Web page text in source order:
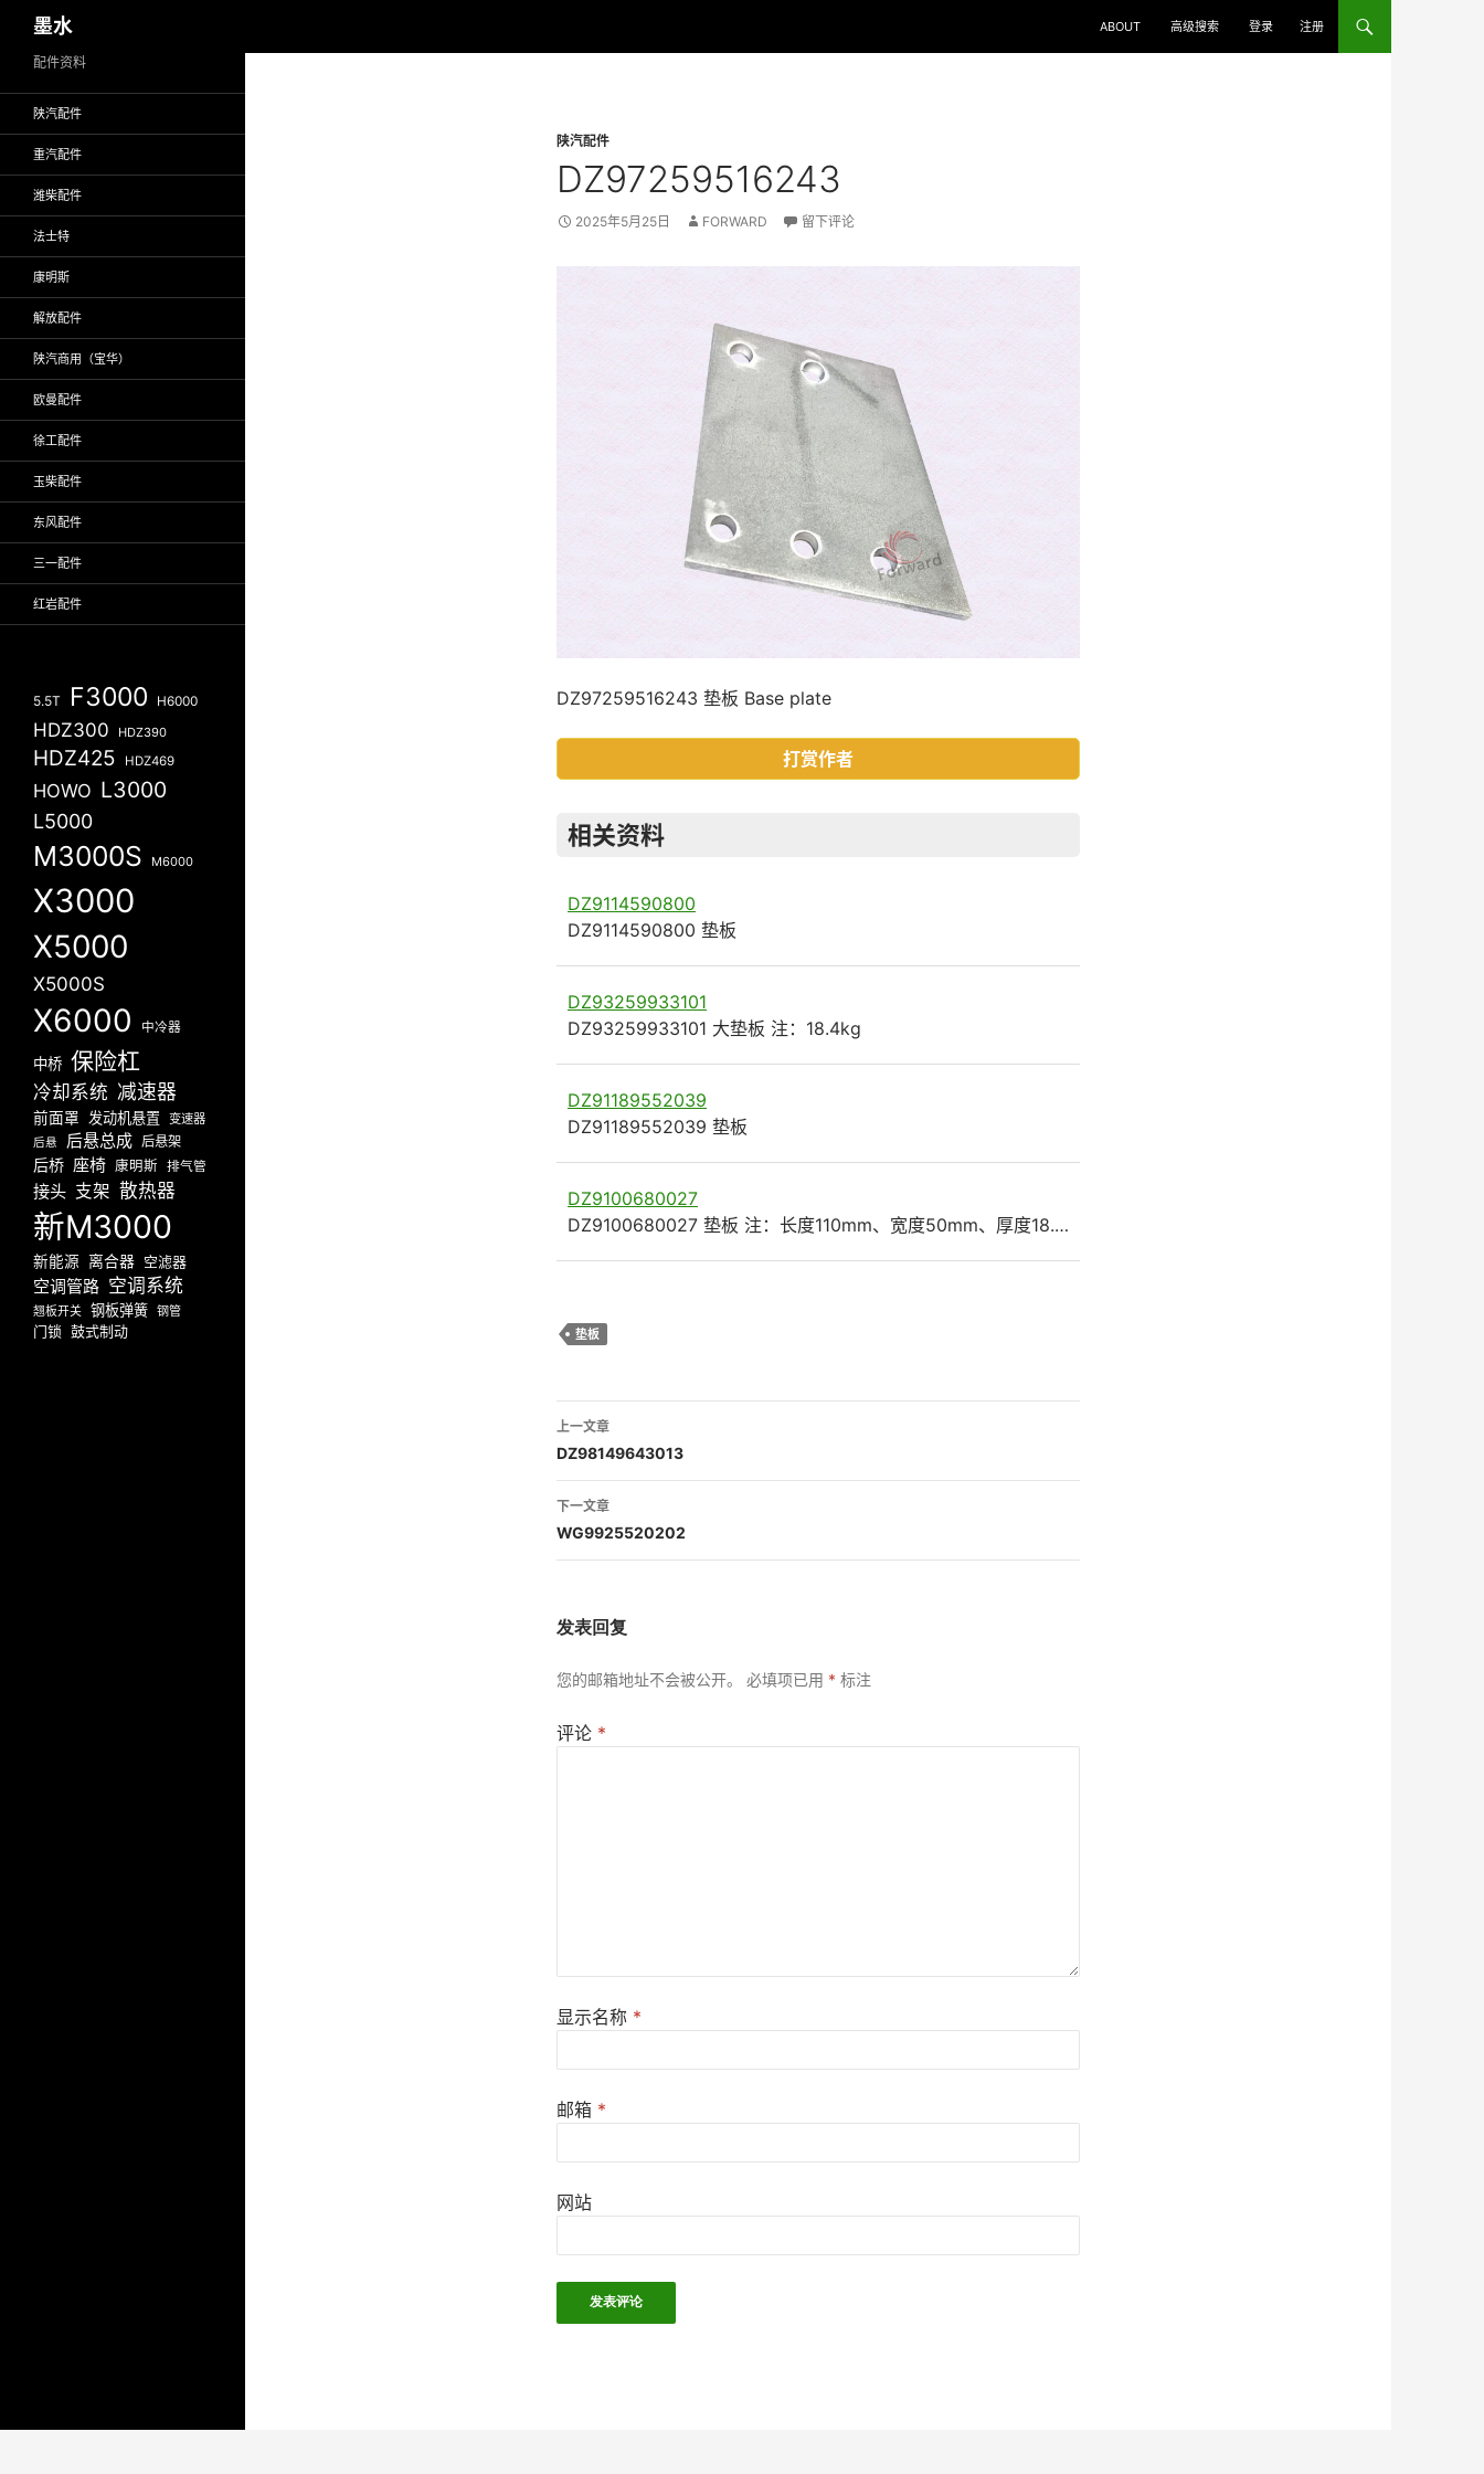
至
墨水 ABOUT 高级搜索 登录 注册
陕汽配件
DZ97259516243
2025年5月25日 FORWARD 留下评论
DZ97259516243 垫板 Base plate
打赏作者
相关资料
DZ9114590800
DZ9114590800 垫板
DZ93259933101
DZ93259933101 大垫板 注：18.4kg
DZ91189552039
DZ91189552039 垫板
DZ9100680027
DZ9100680027 垫板 注：长度110mm、宽度50mm、厚度18.…
垫板
文
章
导
航
上一文章
DZ98149643013
下一文章
WG9925520202
发表回复
您的邮箱地址不会被公开。 必填项已用 * 标注
评论 *
显示名称 *
邮箱 *
网站
配件资料
陕汽配件
重汽配件
潍柴配件
法士特
康明斯
解放配件
陕汽商用（宝华）
欧曼配件
徐工配件
玉柴配件
东风配件
三一配件
红岩配件
5.5T F3000 H6000
HDZ300 HDZ390
HDZ425 HDZ469
HOWO L3000
L5000
M3000S M6000
X3000
X5000
X5000S
X6000 中冷器
中桥 保险杠
冷却系统 减速器
前面罩 发动机悬置 变速器
后悬 后悬总成 后悬架
后桥 座椅 康明斯 排气管
接头 支架 散热器
新M3000
新能源 离合器 空滤器
空调管路 空调系统
翘板开关 钢板弹簧 钢管
门锁 鼓式制动